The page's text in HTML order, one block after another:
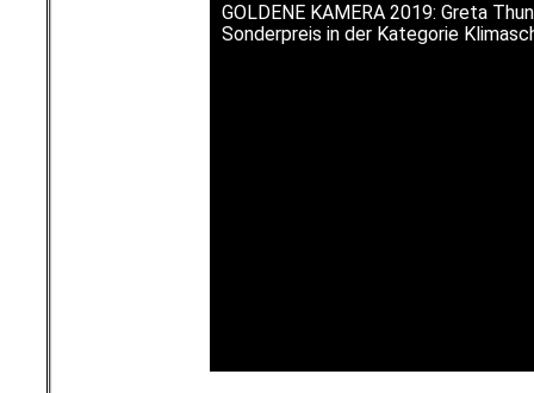
GOLDENE KAMERA 2019: Greta
Sonderpreis in der Kategorie